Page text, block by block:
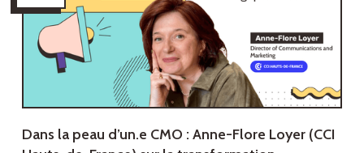
Dans la peau d’un.e CMO : Anne-Flore Loyer (CCI